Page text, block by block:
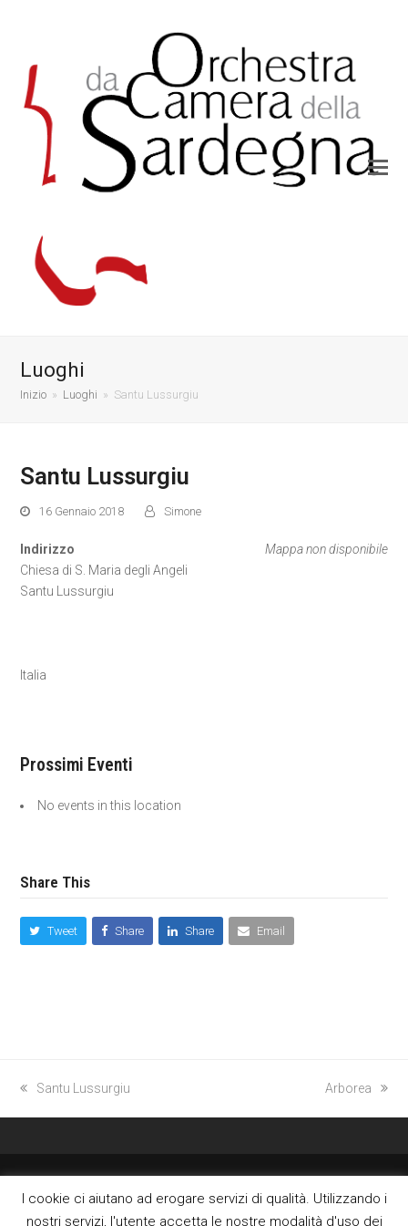
Luoghi
Inizio » Luoghi » Santu Lussurgiu
Santu Lussurgiu
16 Gennaio 2018 Simone
Mappa non disponibile
Indirizzo
Chiesa di S. Maria degli Angeli
Santu Lussurgiu
Italia
Prossimi Eventi
No events in this location
Share This
Tweet Share Share Email
previous
Santu Lussurgiu
next
Arborea
Copyright © 2026 - OCS Orchestra da Camera della Sardegna. All rights
reserved..
I cookie ci aiutano ad erogare servizi di qualità. Utilizzando i
nostri servizi, l'utente accetta le nostre modalità d'uso dei